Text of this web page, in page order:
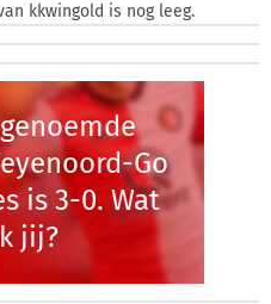
kkwingold is nog leeg.
Go
is 3-0. Wat
jij?